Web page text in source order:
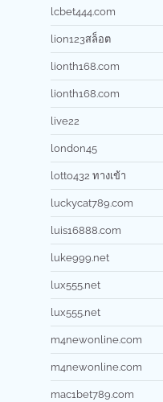
lcbet444.com
lion123สล็อต
lionth168.com
lionth168.com
live22
london45
lotto432 ทางเข้า
luckycat789.com
luis16888.com
luke999.net
lux555.net
lux555.net
m4newonline.com
m4newonline.com
mac1bet789.com